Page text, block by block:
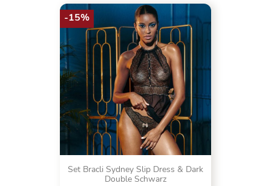
Set Bracli Sydney Slip Dress & Dark
Double Schwarz
-15%